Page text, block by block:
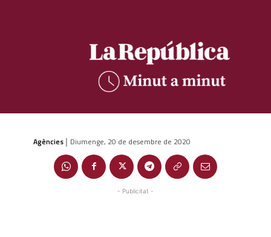
Agències | Diumenge, 20 de desembre de 2020
- Publicitat -